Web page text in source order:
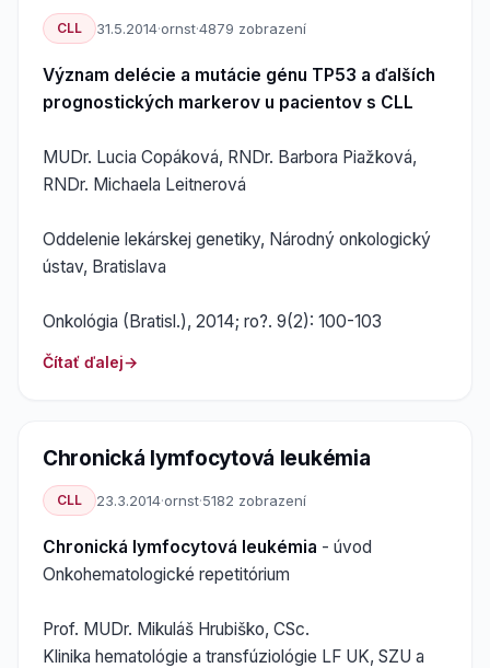
CLL 31.5.2014·ornst·4879 zobrazení
Význam delécie a mutácie génu TP53 a ďalších
prognostických markerov u pacientov s CLL
MUDr. Lucia Copáková, RNDr. Barbora Piažková,
RNDr. Michaela Leitnerová
Oddelenie lekárskej genetiky, Národný onkologický
ústav, Bratislava
Onkológia (Bratisl.), 2014; ro?. 9(2): 100-103
Čítať ďalej
Chronická lymfocytová leukémia
CLL 23.3.2014·ornst·5182 zobrazení
Chronická lymfocytová leukémia - úvod
Onkohematologické repetitórium
Prof. MUDr. Mikuláš Hrubiško, CSc.
Klinika hematológie a transfúziológie LF UK, SZU a